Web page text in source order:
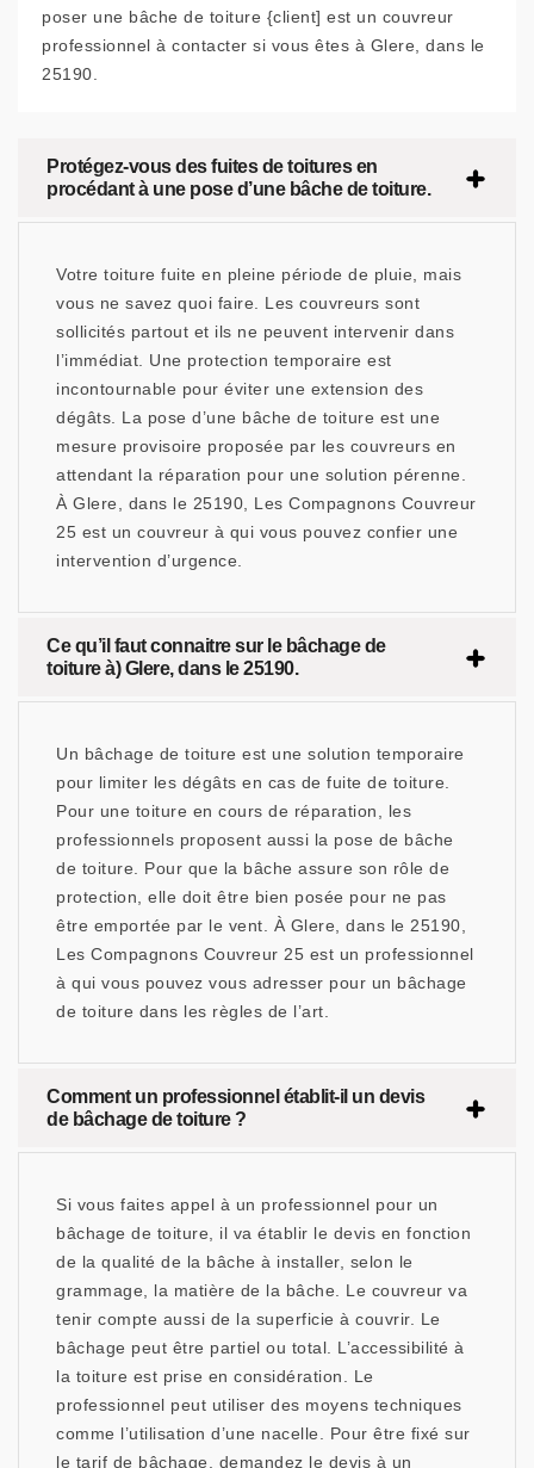
poser une bâche de toiture {client] est un couvreur
professionnel à contacter si vous êtes à Glere, dans le
25190.
Protégez-vous des fuites de toitures en
procédant à une pose d’une bâche de toiture.
Votre toiture fuite en pleine période de pluie, mais
vous ne savez quoi faire. Les couvreurs sont
sollicités partout et ils ne peuvent intervenir dans
l’immédiat. Une protection temporaire est
incontournable pour éviter une extension des
dégâts. La pose d’une bâche de toiture est une
mesure provisoire proposée par les couvreurs en
attendant la réparation pour une solution pérenne.
À Glere, dans le 25190, Les Compagnons Couvreur
25 est un couvreur à qui vous pouvez confier une
intervention d’urgence.
Ce qu’il faut connaitre sur le bâchage de
toiture à) Glere, dans le 25190.
Un bâchage de toiture est une solution temporaire
pour limiter les dégâts en cas de fuite de toiture.
Pour une toiture en cours de réparation, les
professionnels proposent aussi la pose de bâche
de toiture. Pour que la bâche assure son rôle de
protection, elle doit être bien posée pour ne pas
être emportée par le vent. À Glere, dans le 25190,
Les Compagnons Couvreur 25 est un professionnel
à qui vous pouvez vous adresser pour un bâchage
de toiture dans les règles de l’art.
Comment un professionnel établit-il un devis
de bâchage de toiture ?
Si vous faites appel à un professionnel pour un
bâchage de toiture, il va établir le devis en fonction
de la qualité de la bâche à installer, selon le
grammage, la matière de la bâche. Le couvreur va
tenir compte aussi de la superficie à couvrir. Le
bâchage peut être partiel ou total. L’accessibilité à
la toiture est prise en considération. Le
professionnel peut utiliser des moyens techniques
comme l’utilisation d’une nacelle. Pour être fixé sur
le tarif de bâchage, demandez le devis à un